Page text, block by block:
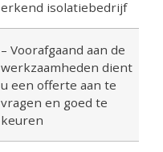
erkend isolatiebedrijf
– Voorafgaand aan de
werkzaamheden dient
u een offerte aan te
vragen en goed te
keuren